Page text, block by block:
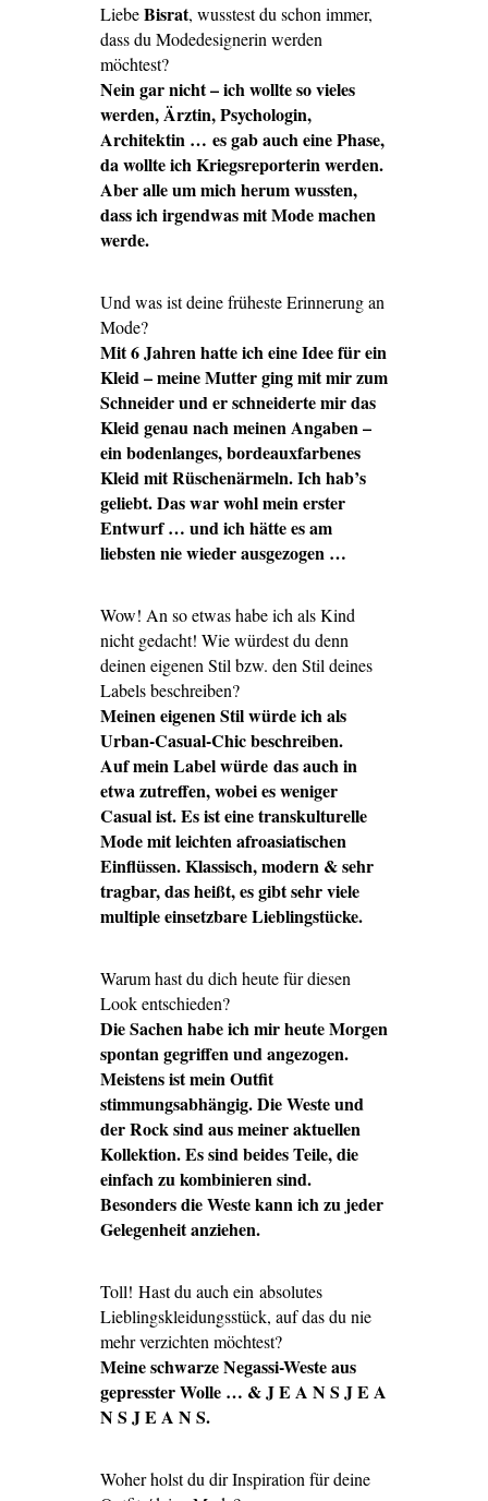
LiebeBisrat, wusstest du schon immer,
dass du Modedesignerin werden
möchtest?
Nein gar nicht – ich wollte so vieles
werden, Ärztin, Psychologin,
Architektin … es gab auch eine Phase,
da wollte ich Kriegsreporterin werden.
Aber alle um mich herum wussten,
dass ich irgendwas mit Mode machen
werde.
Und was ist deine früheste Erinnerung an
Mode?
Mit 6 Jahren hatte ich eine Idee für ein
Kleid – meine Mutter ging mit mir zum
Schneider und er schneiderte mir das
Kleid genau nach meinen Angaben –
ein bodenlanges, bordeauxfarbenes
Kleid mit Rüschenärmeln. Ich hab’s
geliebt. Das war wohl mein erster
Entwurf … und ich hätte es am
liebsten nie wieder ausgezogen …
Wow! An so etwas habe ich als Kind
nicht gedacht! Wie würdest du denn
deinen eigenen Stil bzw. den Stil deines
Labels beschreiben?
Meinen eigenen Stil würde ich als
Urban-Casual-Chic beschreiben.
Auf mein Label würde das auch in
etwa zutreffen, wobei es weniger
Casual ist.Es ist eine transkulturelle
Mode mit leichten afroasiatischen
Einflüssen. Klassisch, modern & sehr
tragbar, das heißt, es gibt sehr viele
multiple einsetzbare Lieblingstücke.
Warum hast du dich heute für diesen
Look entschieden?
Die Sachen habe ich mir heute Morgen
spontan gegriffen und angezogen.
Meistens ist mein Outfit
stimmungsabhängig. Die Weste und
der Rock sind aus meiner aktuellen
Kollektion. Es sind beides Teile, die
einfach zu kombinieren sind.
Besonders die Weste kann ich zu jeder
Gelegenheit anziehen.
Toll! Hast du auch ein absolutes
Lieblingskleidungsstück, auf das du nie
mehr verzichten möchtest?
Meine schwarze Negassi-Weste aus
gepresster Wolle … & J E A N S J E A
N S J E A N S.
Woher holst du dir Inspiration für deine